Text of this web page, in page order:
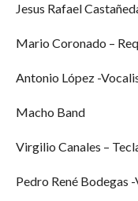
Jesus Rafael
Mario Coronado –
Antonio López -
Macho Band
Virgilio Canales –
Pedro René Bodegas